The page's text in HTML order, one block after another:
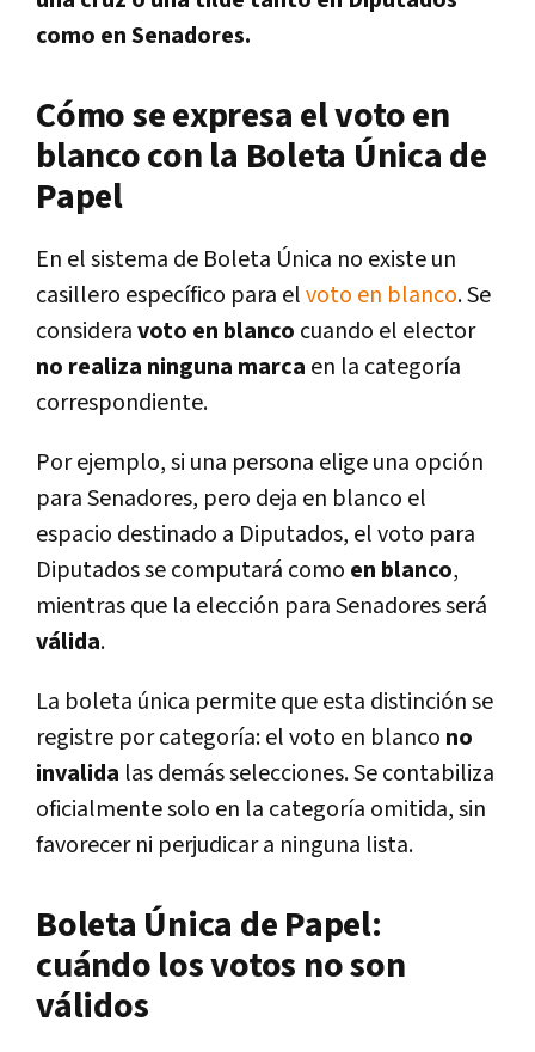
como en Senadores.
Cómo se expresa el voto en
blanco con la Boleta Única de
Papel
En el sistema de Boleta Única no existe un
casillero específico para elvoto en blanco. Se
consideravoto en blanco cuando el elector
no realiza ninguna marca en la categoría
correspondiente.
Por ejemplo, si una persona elige una opción
para Senadores, pero deja en blanco el
espacio destinado a Diputados, el voto para
Diputados se computará como en blanco,
mientras que la elección para Senadores será
válida.
La boleta única permite que esta distinción se
registre por categoría: el voto en blanco no
invalida las demás selecciones. Se contabiliza
oficialmente solo en la categoría omitida, sin
favorecer ni perjudicar a ninguna lista.
Boleta Única de Papel:
cuándo los votos no son
válidos